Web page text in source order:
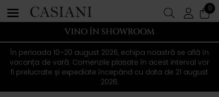
0
VINO ÎN SHOWROOM
În perioada 10–20 august 2026, echipa noastră se află în
vacanța de vară. Comenzile plasate în acest interval vor
fi prelucrate și expediate începând cu data de 21 august
2026.